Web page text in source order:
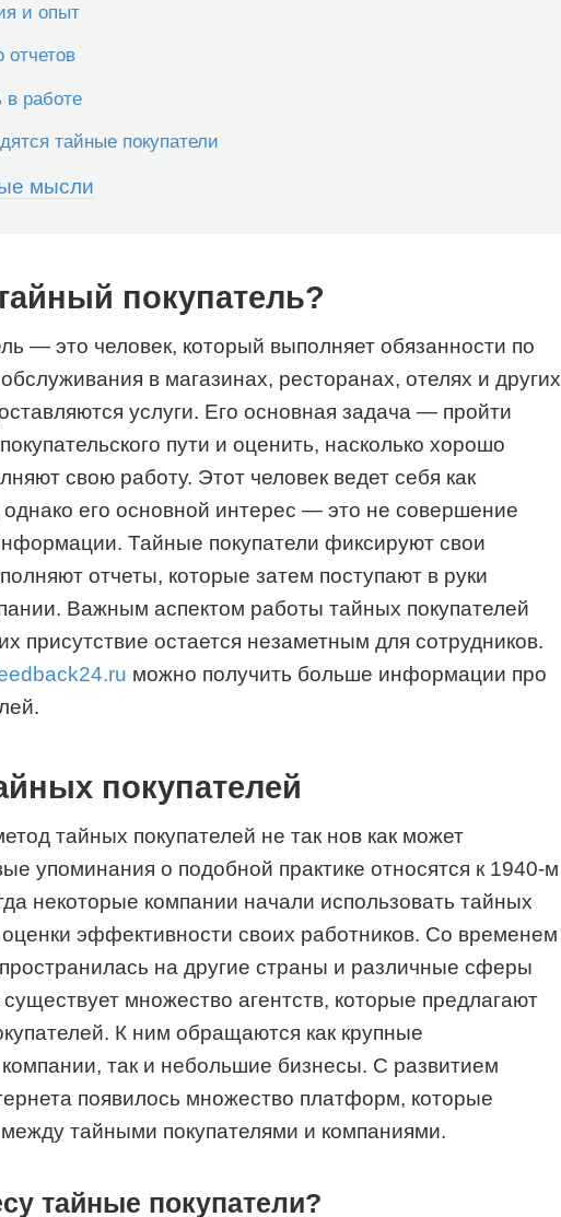
и опыт
отчетов
в работе
тайные покупатели
мысли
покупатель?
— это человек, который выполняет обязанности по
в магазинах, ресторанах, отелях и других
услуги. Его основная задача — пройти
пути и оценить, насколько хорошо
свою работу. Этот человек ведет себя как
его основной интерес — это не совершение
Тайные покупатели фиксируют свои
отчеты, которые затем поступают в руки
Важным аспектом работы тайных покупателей
присутствие остается незаметным для сотрудников.
можно получить больше информации про
покупателей
тайных покупателей не так нов как может
упоминания о подобной практике относятся к 1940-м
некоторые компании начали использовать тайных
оценки эффективности своих работников. Со временем
на другие страны и различные сферы
множество агентств, которые предлагают
К ним обращаются как крупные
так и небольшие бизнесы. С развитием
появилось множество платформ, которые
между тайными покупателями и компаниями.
тайные покупатели?